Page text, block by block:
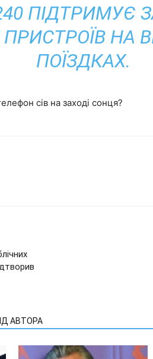
240
НА
ПОЇЗДКАХ.
сів на заході сонця?
АВТОРА